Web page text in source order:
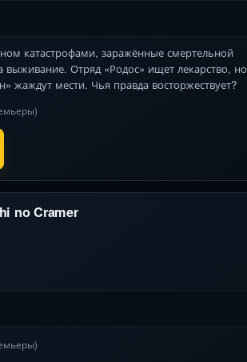
катастрофами, заражённые смертельной
выживание. Отряд «Родос» ищет лекарство, но
жаждут мести. Чья правда восторжествует?
no Cramer